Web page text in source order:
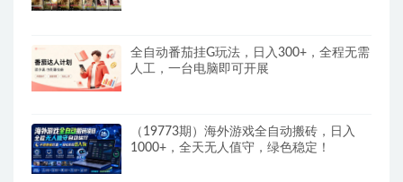
全自动番茄挂G玩法，日入300+，全程无需
人工，一台电脑即可开展
（19773期）海外游戏全自动搬砖，日入
1000+，全天无人值守，绿色稳定！